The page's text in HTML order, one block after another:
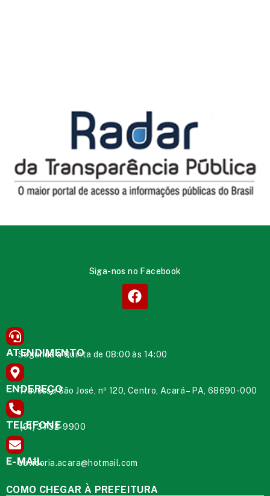
Siga-nos no Facebook
ATENDIMENTO
Segunda à Quinta de 08:00 às 14:00
ENDEREÇO
Travessa São José, nº 120, Centro, Acará – PA, 68690-000
TELEFONE
(91) 3732-9900
E-MAIL
ouvidoria.acara@hotmail.com
COMO CHEGAR À PREFEITURA